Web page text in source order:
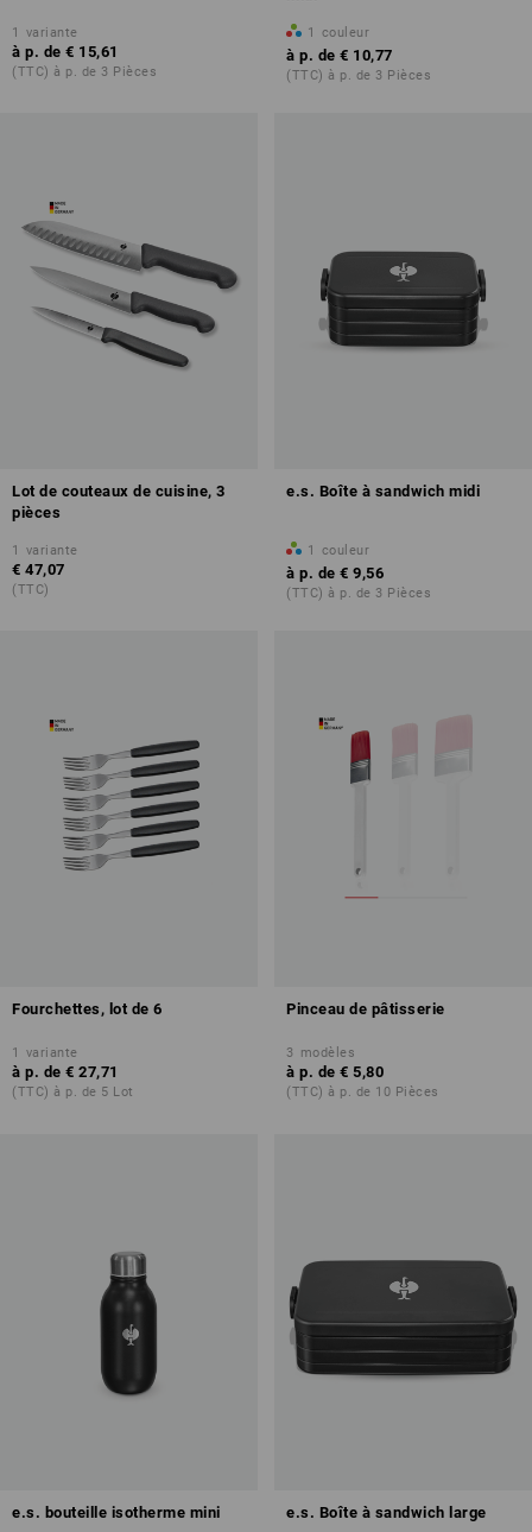
1 variante
à p. de € 15,61
(TTC) à p. de 3 Pièces
1 couleur
à p. de € 10,77
(TTC) à p. de 3 Pièces
Lot de couteaux de cuisine, 3
pièces
1 variante
€ 47,07
(TTC)
e.s. Boîte à sandwich midi
1 couleur
à p. de € 9,56
(TTC) à p. de 3 Pièces
Fourchettes, lot de 6
1 variante
à p. de € 27,71
(TTC) à p. de 5 Lot
Pinceau de pâtisserie
3 modèles
à p. de € 5,80
(TTC) à p. de 10 Pièces
e.s. bouteille isotherme mini e.s. Boîte à sandwich large